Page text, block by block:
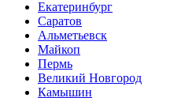
Екатеринбург
Саратов
Альметьевск
Майкоп
Пермь
Великий Новгород
Камышин